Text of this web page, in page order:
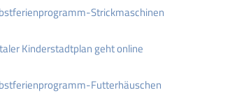
Strickmaschinen
Kinderstadtplan geht online
Futterhäuschen